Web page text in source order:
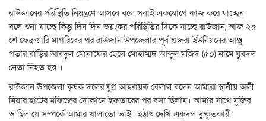
রাউজানের পরিস্থিতি নিয়ন্ত্রণে আসবে বলে সবাই একযোগে কাজ করে যাচ্ছেন
বলে শুনা যাচ্ছে কিন্তু দিন দিন ভয়ংকর পরিস্থিতির দিকে যাচ্ছে রাউজান, আজ ২৫
শে ফেব্রুয়ারি মাগরিবের পর রাউজান উপজেলার পূর্ব গুজরা ইউনিয়নের আঞ্জু
পতার বাড়ির আবদুল মোনাফের ছেলে মোহাম্মদ আব্দুল মজিদ (৫০) নামে যুবদল
নেতা নিহত হয় ।
রাউজান উপজেলা কৃষক দলের যুগ্ন আহ্বায়ক বেলাল বলেন আমারা স্থানীয় অলী
মিয়ার হাটের মফিজের দোকানে ইফতারের পর বসা ছিলাম। আমার সাথে মুজিব
ও ছিল যে সম্পর্কে আমার খালাতো ভাই। হঠাৎ দেখি একদল দুষ্কৃতকারী